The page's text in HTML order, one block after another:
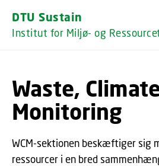
DTU Sustain
Institut for Miljø- og
Waste,
Monitoring
WCM-sektionen beskæftiger sig
ressourcer i en bred